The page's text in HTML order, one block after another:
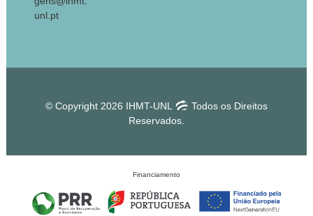
unl.pt
© Copyright 2026 IHMT-UNL
Todos os Direitos
Reservados.
Financiamento